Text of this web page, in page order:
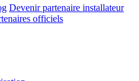
Devenir partenaire installateur
officiels